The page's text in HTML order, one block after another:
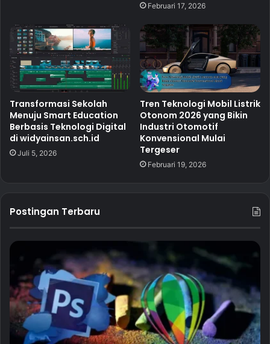
Februari 17, 2026
Transformasi Sekolah
Menuju Smart Education
Berbasis Teknologi Digital
di widyainsan.sch.id
Juli 5, 2026
Tren Teknologi Mobil Listrik
Otonom 2026 yang Bikin
Industri Otomotif
Konvensional Mulai
Tergeser
Februari 19, 2026
Postingan Terbaru